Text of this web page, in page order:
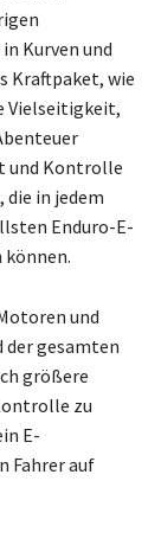
Kurven und
Kraftpaket, wie
Vielseitigkeit,
und Kontrolle
in jedem
Enduro-E-
können.
und
der gesamten
größere
zu
E-
Fahrer auf